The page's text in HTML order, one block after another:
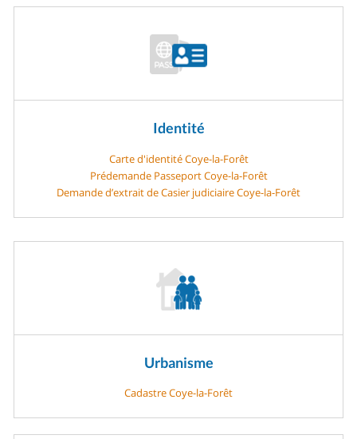
Identité
Carte d'identité Coye-la-Forêt
Prédemande Passeport Coye-la-Forêt
Demande d’extrait de Casier judiciaire Coye-la-Forêt
Urbanisme
Cadastre Coye-la-Forêt